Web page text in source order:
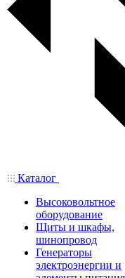
Каталог
Высоковольтное
оборудование
Щиты и шкафы,
шинопровод
Генераторы
электроэнергии и